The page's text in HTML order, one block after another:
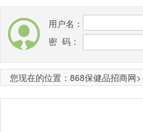
用户名：
密 码：
您现在的位置： 868保健品招商网>